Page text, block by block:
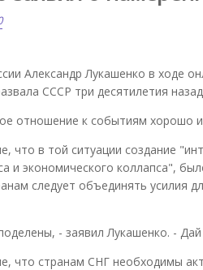
Александр Лукашенко в ходе
СССР три десятилетия
отношение к событиям хорошо
что в той ситуации создание
и экономического коллапса",
следует объединять усилия
- заявил Лукашенко. -
что странам СНГ необходимы